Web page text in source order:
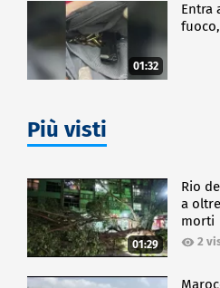
01:32
Entra
Più visti
01:29
Rio
a
morti
2